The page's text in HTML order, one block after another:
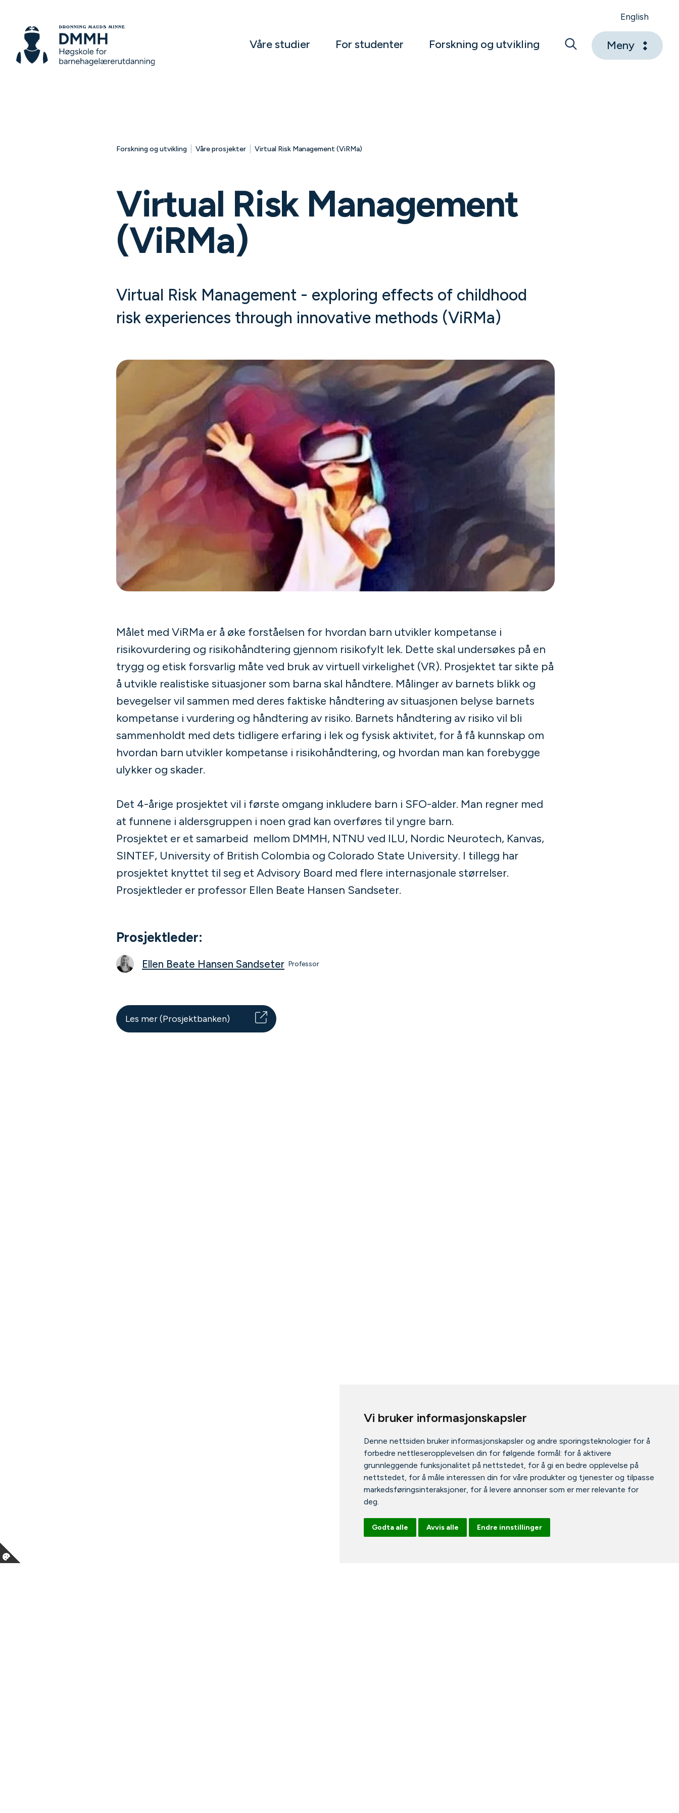
Vi bruker informasjonskapsler
Denne nettsiden bruker informasjonskapsler og andre sporingsteknologier for å
forbedre nettleseropplevelsen din for følgende formål: for å aktivere
grunnleggende funksjonalitet på nettstedet, for å gi en bedre opplevelse på
nettstedet, for å måle interessen din for våre produkter og tjenester og tilpasse
markedsføringsinteraksjoner, for å levere annonser som er mer relevante for
deg.
Godta alle Avvis alle Endre innstillinger
English
Våre studier For studenter Forskning og utvikling Meny
Forskning og utvikling | Våre prosjekter | Virtual Risk Management (ViRMa)
Virtual Risk Management
(ViRMa)
Virtual Risk Management - exploring effects of childhood
risk experiences through innovative methods (ViRMa)
Målet med ViRMa er å øke forståelsen for hvordan barn utvikler kompetanse i
risikovurdering og risikohåndtering gjennom risikofylt lek. Dette skal undersøkes på en
trygg og etisk forsvarlig måte ved bruk av virtuell virkelighet (VR). Prosjektet tar sikte på
å utvikle realistiske situasjoner som barna skal håndtere. Målinger av barnets blikk og
bevegelser vil sammen med deres faktiske håndtering av situasjonen belyse barnets
kompetanse i vurdering og håndtering av risiko. Barnets håndtering av risiko vil bli
sammenholdt med dets tidligere erfaring i lek og fysisk aktivitet, for å få kunnskap om
hvordan barn utvikler kompetanse i risikohåndtering, og hvordan man kan forebygge
ulykker og skader.
Det 4-årige prosjektet vil i første omgang inkludere barn i SFO-alder. Man regner med
at funnene i aldersgruppen i noen grad kan overføres til yngre barn.
Prosjektet er et samarbeid mellom DMMH, NTNU ved ILU, Nordic Neurotech, Kanvas,
SINTEF, University of British Colombia og Colorado State University. I tillegg har
prosjektet knyttet til seg et Advisory Board med flere internasjonale størrelser.
Prosjektleder er professor Ellen Beate Hansen Sandseter.
Prosjektleder:
Ellen Beate Hansen Sandseter Professor
Les mer (Prosjektbanken)